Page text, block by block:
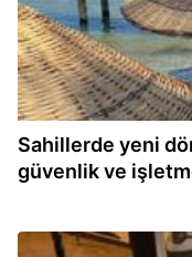
Sahillerde yeni
güvenlik ve